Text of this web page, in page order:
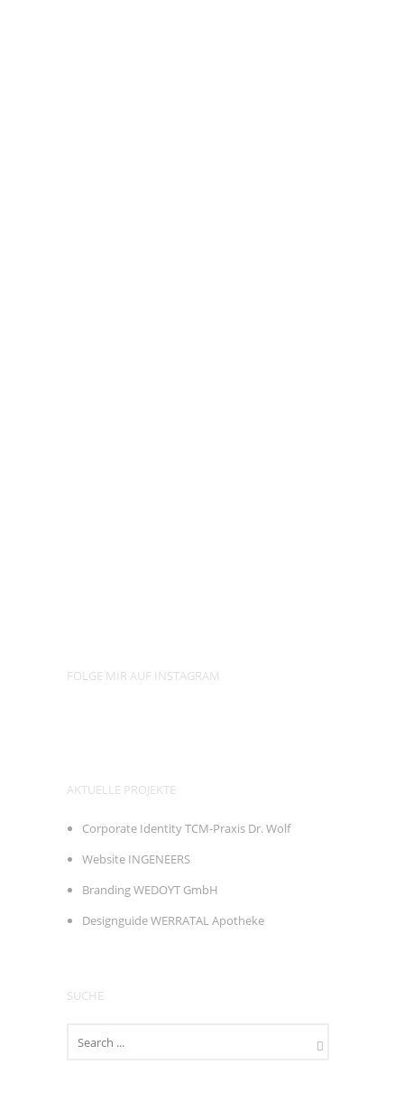
FOLGE MIR AUF INSTAGRAM
AKTUELLE PROJEKTE
Corporate Identity TCM-Praxis Dr. Wolf
Website INGENEERS
Branding WEDOYT GmbH
Designguide WERRATAL Apotheke
SUCHE